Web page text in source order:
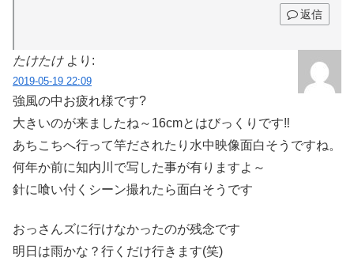
返信
たけたけ より:
2019-05-19 22:09
強風の中お疲れ様です?
大きいのが来ましたね～16cmとはびっくりです‼️
あちこちへ行って竿だされたり水中映像面白そうですね。
何年か前に知内川で写した事が有りますよ～
針に喰い付くシーン撮れたら面白そうです
おっさんズに行けなかったのが残念です
明日は雨かな？行くだけ行きます(笑)